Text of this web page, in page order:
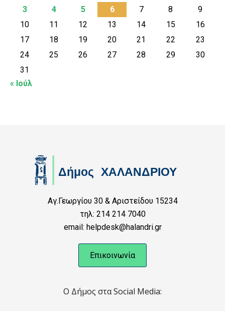
3
4 5 6 7 8
9
10
11 12 13 14 15
16
17
18 19 20 21 22
23
24
25 26 27 28 29
30
31
« Ιούλ
Αγ.Γεωργίου 30 & Αριστείδου 15234
τηλ: 214 214 7040
email: helpdesk@halandri.gr
Επικοινωνία
Ο Δήμος στα Social Media: